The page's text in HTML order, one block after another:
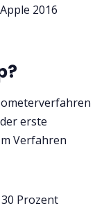
2016
erste
Verfahren
Prozent